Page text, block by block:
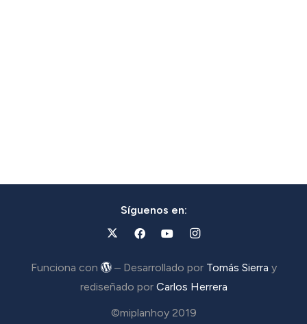
Síguenos en:
Funciona con – Desarrollado por Tomás Sierra y
rediseñado por Carlos Herrera
©miplanhoy 2019